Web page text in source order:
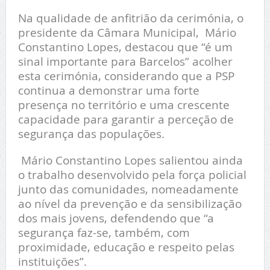
Na qualidade de anfitrião da cerimónia, o
presidente da Câmara Municipal, Mário
Constantino Lopes, destacou que “é um
sinal importante para Barcelos” acolher
esta cerimónia, considerando que a PSP
continua a demonstrar uma forte
presença no território e uma crescente
capacidade para garantir a perceção de
segurança das populações.
Mário Constantino Lopes salientou ainda
o trabalho desenvolvido pela força policial
junto das comunidades, nomeadamente
ao nível da prevenção e da sensibilização
dos mais jovens, defendendo que “a
segurança faz-se, também, com
proximidade, educação e respeito pelas
instituições”.